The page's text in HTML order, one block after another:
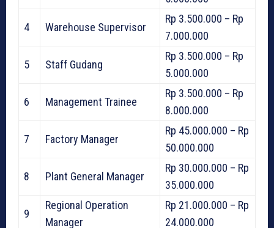
4 Warehouse Supervisor
Rp 3.500.000 – Rp
7.000.000
5 Staff Gudang
Rp 3.500.000 – Rp
5.000.000
6 Management Trainee
Rp 3.500.000 – Rp
8.000.000
7 Factory Manager
Rp 45.000.000 – Rp
50.000.000
8 Plant General Manager
Rp 30.000.000 – Rp
35.000.000
9
Regional Operation
Manager
Rp 21.000.000 – Rp
24.000.000